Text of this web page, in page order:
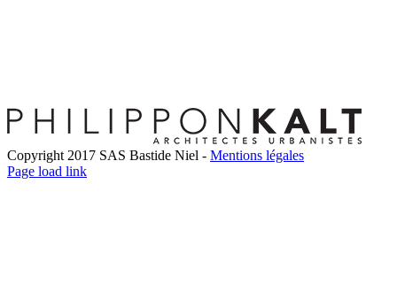
Copyright 2017 SAS Bastide Niel - Mentions légales
Facebook
Twitter
LinkedIn
Instagram
Pinterest
Page load link